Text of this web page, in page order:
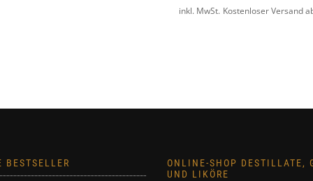
PRODUKTSEITE
inkl. MwSt. Kostenloser Versand
BESTSELLER
ONLINE-SHOP DESTILLATE,
UND LIKÖRE